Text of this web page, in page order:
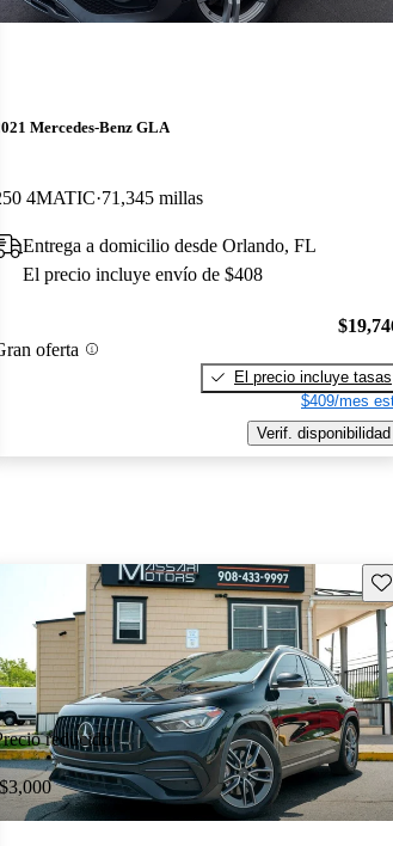
Mercedes-Benz GLA
4MATIC 71,345 millas
Entrega a domicilio desde Orlando, FL
El precio incluye envío de $408
oferta
El precio incluye tasas
$409/mes
Verif. disponibilidad
este Aviso
reducido